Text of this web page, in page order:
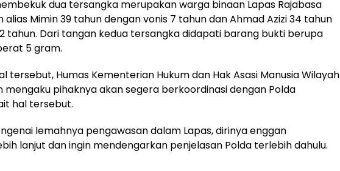
dua tersangka merupakan warga binaan Lapas Rajabasa
alias Mimin 39 tahun dengan vonis 7 tahun dan Ahmad Azizi 34 tahun
tahun. Dari tangan kedua tersangka didapati barang bukti berupa
5 gram.
tersebut, Humas Kementerian Hukum dan Hak Asasi Manusia Wilayah
mengaku pihaknya akan segera berkoordinasi dengan Polda
hal tersebut.
lemahnya pengawasan dalam Lapas, dirinya enggan
lanjut dan ingin mendengarkan penjelasan Polda terlebih dahulu.